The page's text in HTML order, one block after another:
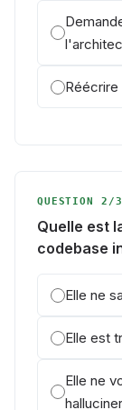
QUESTION 2/3
Quelle est
codebase
Elle ne
Elle est
Elle ne